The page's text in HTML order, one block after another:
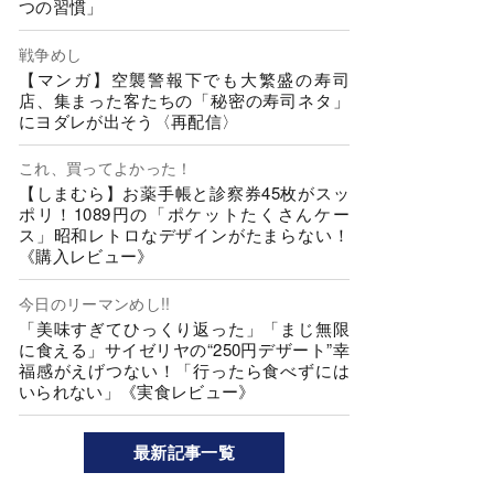
つの習慣」
戦争めし
【マンガ】空襲警報下でも大繁盛の寿司
店、集まった客たちの「秘密の寿司ネタ」
にヨダレが出そう〈再配信〉
これ、買ってよかった！
【しまむら】お薬手帳と診察券45枚がスッ
ポリ！1089円の「ポケットたくさんケー
ス」昭和レトロなデザインがたまらない！
《購入レビュー》
今日のリーマンめし!!
「美味すぎてひっくり返った」「まじ無限
に食える」サイゼリヤの“250円デザート”幸
福感がえげつない！「行ったら食べずには
いられない」《実食レビュー》
最新記事一覧